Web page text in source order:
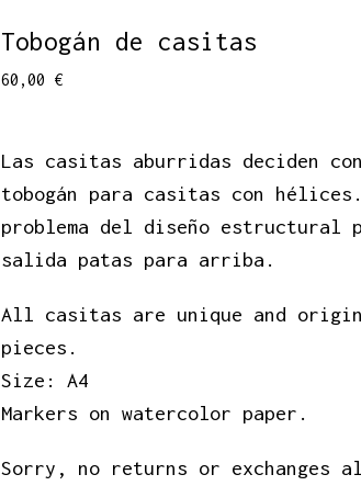
Tobogán de casitas
60,00 €
Las casitas aburridas deciden
tobogán para casitas con
problema del diseño estructural
salida patas para arriba.
All casitas are unique and
pieces.
Size: A4
Markers on watercolor paper.
Sorry, no returns or exchanges